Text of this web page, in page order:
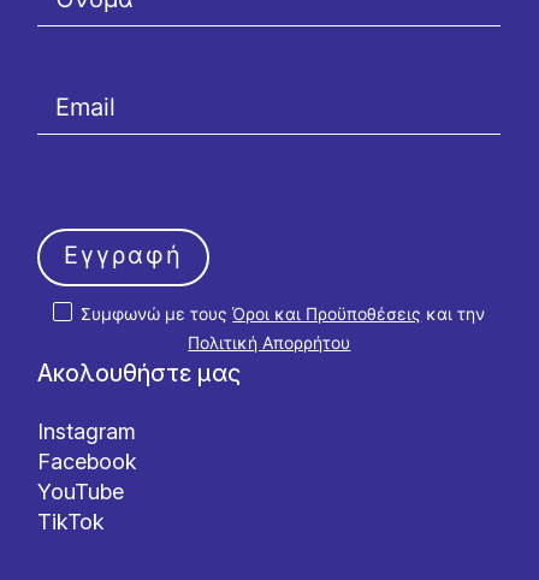
Ακολουθήστε μας
Instagram
Facebook
YouTube
TikTok
Συμφωνώ με τουςΌροι και Προϋποθέσεις και την
Πολιτική Απορρήτου
Εγγραφή